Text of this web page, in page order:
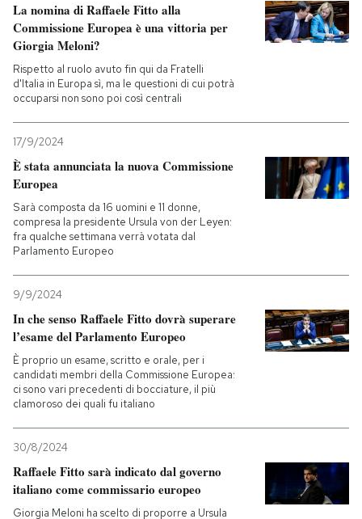
La nomina di Raffaele Fitto alla
Commissione Europea è una vittoria per
Giorgia Meloni?
Rispetto al ruolo avuto fin qui da Fratelli
d'Italia in Europa sì, ma le questioni di cui potrà
occuparsi non sono poi così centrali
17/9/2024
È stata annunciata la nuova Commissione
Europea
Sarà composta da 16 uomini e 11 donne,
compresa la presidente Ursula von der Leyen:
fra qualche settimana verrà votata dal
Parlamento Europeo
9/9/2024
In che senso Raffaele Fitto dovrà superare
l’esame del Parlamento Europeo
È proprio un esame, scritto e orale, per i
candidati membri della Commissione Europea:
ci sono vari precedenti di bocciature, il più
clamoroso dei quali fu italiano
30/8/2024
Raffaele Fitto sarà indicato dal governo
italiano come commissario europeo
Giorgia Meloni ha scelto di proporre a Ursula